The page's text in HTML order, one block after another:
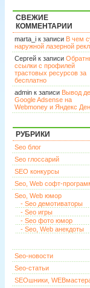
СВЕЖИЕ
КОММЕНТАРИИ
marta_i к записи В чем
наружной лазерной
Сергей к записи
ссылки с профилей
трастовых ресурсов за
бесплатно
admin к записи Вывод
Google Adsense на
Webmoney и Яндекс
РУБРИКИ
Seo блог
Seo глоссарий
SEO конкурсы
Seo, Web софт-
Seo, Web юмор
- Seo демотиваторы
- Seo игры
- Seo фото юмор
- Seo, Web анекдоты
Seo-новости
Seo-статьи
SEOшники,